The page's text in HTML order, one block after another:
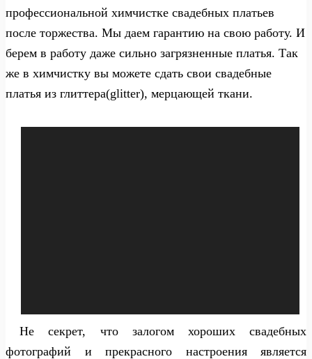
профессиональной химчистке свадебных платьев
после торжества. Мы даем гарантию на свою работу. И
берем в работу даже сильно загрязненные платья. Так
же в химчистку вы можете сдать свои свадебные
платья из глиттера(glitter), мерцающей ткани.
Не секрет, что залогом хороших свадебных
фотографий и прекрасного настроения является